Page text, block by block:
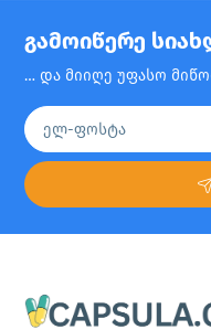
გამოიწერე
… და მიიღე უფასო